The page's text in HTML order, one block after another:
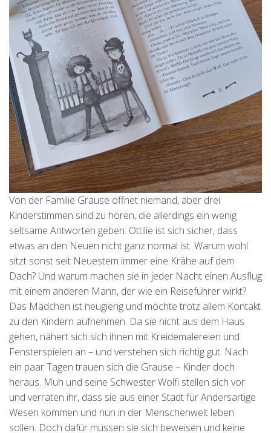
Von der Familie Grause öffnet niemand, aber drei
Kinderstimmen sind zu hören, die allerdings ein wenig
seltsame Antworten geben. Ottilie ist sich sicher, dass
etwas an den Neuen nicht ganz normal ist. Warum wohl
sitzt sonst seit Neuestem immer eine Krähe auf dem
Dach? Und warum machen sie in jeder Nacht einen Ausflug
mit einem anderen Mann, der wie ein Reiseführer wirkt?
Das Mädchen ist neugierig und möchte trotz allem Kontakt
zu den Kindern aufnehmen. Da sie nicht aus dem Haus
gehen, nähert sich sich ihnen mit Kreidemalereien und
Fensterspielen an – und verstehen sich richtig gut. Nach
ein paar Tagen trauen sich die Grause – Kinder doch
heraus. Muh und seine Schwester Wolfi stellen sich vor
und verraten ihr, dass sie aus einer Stadt für Andersartige
Wesen kommen und nun in der Menschenwelt leben
sollen. Doch dafür müssen sie sich beweisen und keine